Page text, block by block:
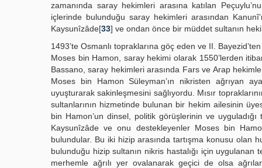
zamanında saray hekimleri arasına katılan
içlerinde bulunduğu saray hekimleri arasından
Kaysunîzâde[33] ve ondan önce bir müddet sultanın
1493’te Osmanlı topraklarına göç eden ve II.
Moses bin Hamon, saray hekimi olarak 1550’lerden
Bassano, saray hekimleri arasında Fars ve Arap
Moses bin Hamon Süleyman’ın nikristen ağrıyan
uyuşturarak sakinleşmesini sağlıyordu. Mısır
sultanlarının hizmetinde bulunan bir hekim ailesinin
bin Hamon’un dinsel, politik görüşlerinin ve
Kaysunîzâde ve onu destekleyenler Moses bin
bulundular. Bu iki hizip arasında tartışma konusu olan
bulunduğu hizip sultanın nikris hastalığı için
merhemle ağrılı yer ovalanarak geçici de olsa